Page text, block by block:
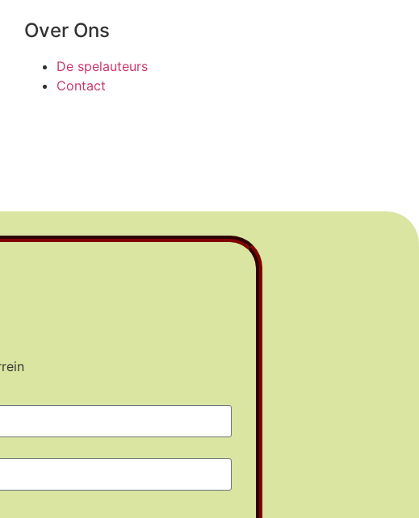
Over Ons
De spelauteurs
Contact